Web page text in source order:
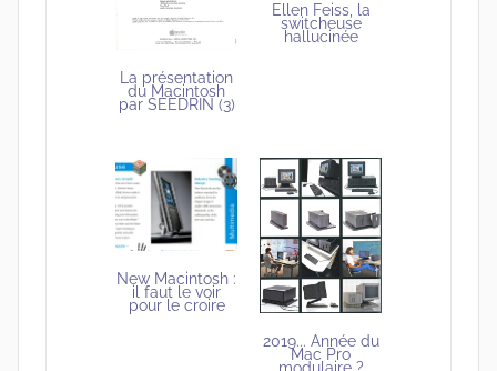
La présentation
du Macintosh
par SEEDRIN (3)
Ellen Feiss, la
switcheuse
hallucinée
New Macintosh :
il faut le voir
pour le croire
2019... Année du
Mac Pro
modulaire ?